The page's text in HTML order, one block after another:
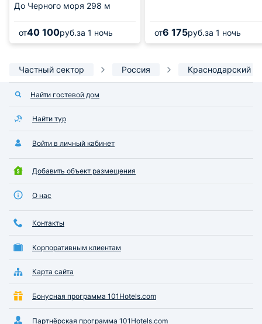
До Черного моря 298 м
от40 100руб.за 1 ночь от6 175руб.за 1 ночь
Частный сектор Россия Краснодарский
Найти гостевой дом
Найти тур
Войти в личный кабинет
Добавить объект размещения
О нас
Контакты
Корпоративным клиентам
Карта сайта
Бонусная программа 101Hotels.com
Партнёрская программа 101Hotels.com